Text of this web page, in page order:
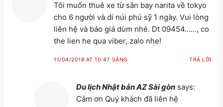
Tôi muốn thuê xe từ sân bay narita về tokyo
cho 6 người và di núi phú sỹ 1 ngày. Vui lòng
liên hệ và báo giá dùm nhé. Dt 09454……, co
the lien he qua viber, zalo nhe!
11/04/2018 AT 10:47 SÁNG TRẢ LỜI
Du lịch Nhật bản AZ Sài gòn says:
Cảm ơn Quý khách đã liên hệ